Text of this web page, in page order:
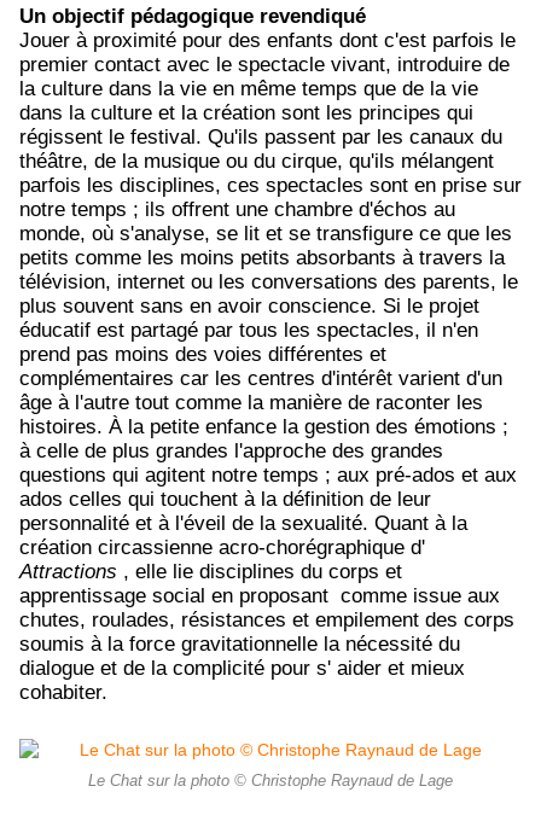
Un objectif pédagogique revendiqué
Jouer à proximité pour des enfants dont c'est parfois le
premier contact avec le spectacle vivant, introduire de
la culture dans la vie en même temps que de la vie
dans la culture et la création sont les principes qui
régissent le festival. Qu'ils passent par les canaux du
théâtre, de la musique ou du cirque, qu'ils mélangent
parfois les disciplines, ces spectacles sont en prise sur
notre temps ; ils offrent une chambre d'échos au
monde, où s'analyse, se lit et se transfigure ce que les
petits comme les moins petits absorbants à travers la
télévision, internet ou les conversations des parents, le
plus souvent sans en avoir conscience. Si le projet
éducatif est partagé par tous les spectacles, il n'en
prend pas moins des voies différentes et
complémentaires car les centres d'intérêt varient d'un
âge à l'autre tout comme la manière de raconter les
histoires. À la petite enfance la gestion des émotions ;
à celle de plus grandes l'approche des grandes
questions qui agitent notre temps ; aux pré-ados et aux
ados celles qui touchent à la définition de leur
personnalité et à l'éveil de la sexualité. Quant à la
création circassienne acro-chorégraphique d'
Attractions , elle lie disciplines du corps et
apprentissage social en proposant comme issue aux
chutes, roulades, résistances et empilement des corps
soumis à la force gravitationnelle la nécessité du
dialogue et de la complicité pour s' aider et mieux
cohabiter.
Le Chat sur la photo © Christophe Raynaud de Lage